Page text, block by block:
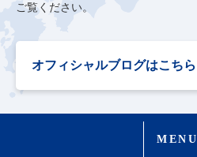
ご覧ください。
オフィシャルブログはこちら
MENU